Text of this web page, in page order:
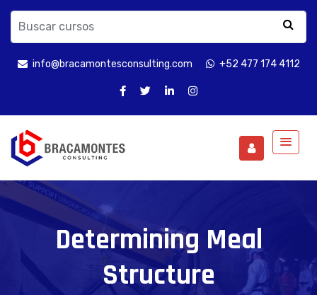
info@bracamontesconsulting.com +52 477 174 4112
Determining Meal
Structure